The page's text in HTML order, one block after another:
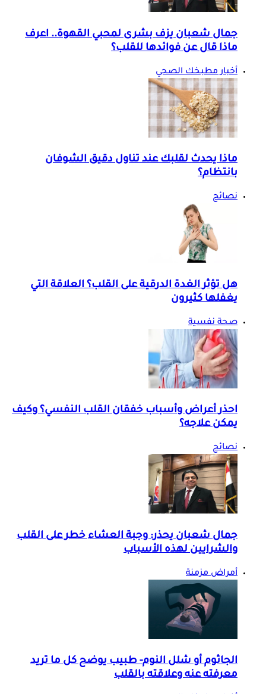
جمال شعبان يزف بشرى لمحبي القهوة.. اعرف
ماذا قال عن فوائدها للقلب؟
أخبار مطبخك الصحي
ماذا يحدث لقلبك عند تناول دقيق الشوفان
بانتظام؟
نصائح
هل تؤثر الغدة الدرقية على القلب؟ العلاقة التي
يغفلها كثيرون
صحة نفسية
احذر أعراض وأسباب خفقان القلب النفسي؟ وكيف
يمكن علاجه؟
نصائح
جمال شعبان يحذر: وجبة العشاء خطر على القلب
والشرايين لهذه الأسباب
أمراض مزمنة
الجاثوم أو شلل النوم- طبيب يوضح كل ما تريد
معرفته عنه وعلاقته بالقلب